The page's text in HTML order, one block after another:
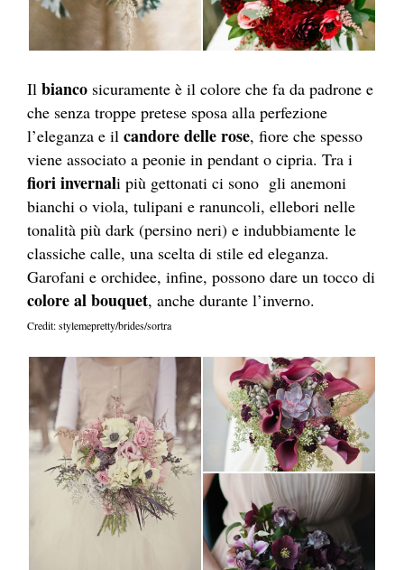
Il bianco sicuramente è il colore che fa da padrone e
che senza troppe pretese sposa alla perfezione
l’eleganza e il candore delle rose, fiore che spesso
viene associato a peonie in pendant o cipria. Tra i
fiori invernali più gettonati ci sono gli anemoni
bianchi o viola, tulipani e ranuncoli, ellebori nelle
tonalità più dark (persino neri) e indubbiamente le
classiche calle, una scelta di stile ed eleganza.
Garofani e orchidee, infine, possono dare un tocco di
colore al bouquet, anche durante l’inverno.
Credit: stylemepretty/brides/sortra